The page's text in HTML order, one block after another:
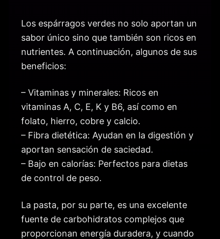
Los espárragos verdes no solo aportan un
sabor único sino que también son ricos en
nutrientes. A continuación, algunos de sus
beneficios:
– Vitaminas y minerales: Ricos en
vitaminas A, C, E, K y B6, así como en
folato, hierro, cobre y calcio.
– Fibra dietética: Ayudan en la digestión y
aportan sensación de saciedad.
– Bajo en calorías: Perfectos para dietas
de control de peso.
La pasta, por su parte, es una excelente
fuente de carbohidratos complejos que
proporcionan energía duradera, y cuando